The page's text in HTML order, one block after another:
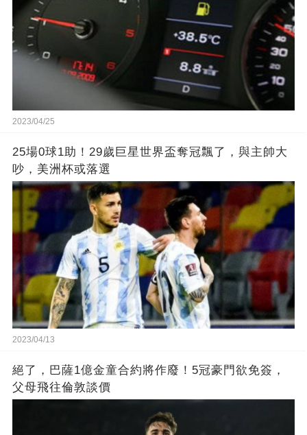
2023/04/25
25場0球1助！29歲巨星世界盃奪冠飄了，與主帥大
吵，美洲杯或落選
2023/04/13
絕了，巴薩1億金童合約將作廢！5冠豪門欲免簽，
父母飛往倫敦談價